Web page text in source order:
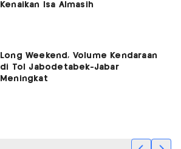
Kenaikan Isa Almasih
Long Weekend, Volume Kendaraan
di Tol Jabodetabek-Jabar
Meningkat